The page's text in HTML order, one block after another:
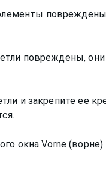
повреждены,
и закрепите ее
окна Vorne